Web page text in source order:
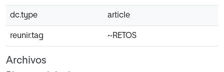
dc.type article
reunir.tag ~RETOS
Archivos